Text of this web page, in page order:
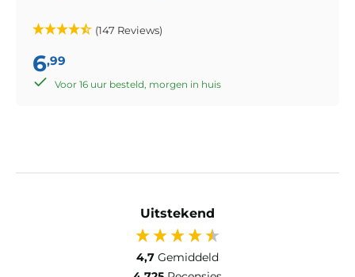
(147 Reviews)
6,99
Voor 16 uur besteld, morgen in huis
Uitstekend
4,7 Gemiddeld